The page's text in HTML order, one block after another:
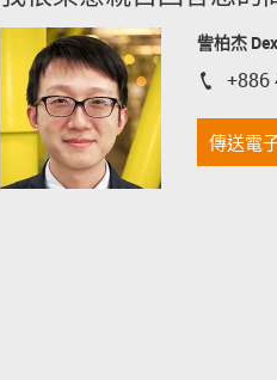
訾柏杰
igus-+886
傳送電